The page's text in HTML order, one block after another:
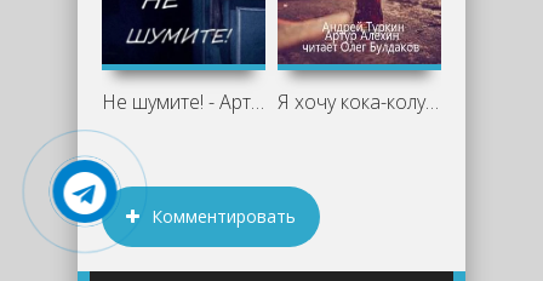
Не шумите! - Артур Алехин, Андрей Я хочу кока-колу! - Артур Алехин,
Комментировать